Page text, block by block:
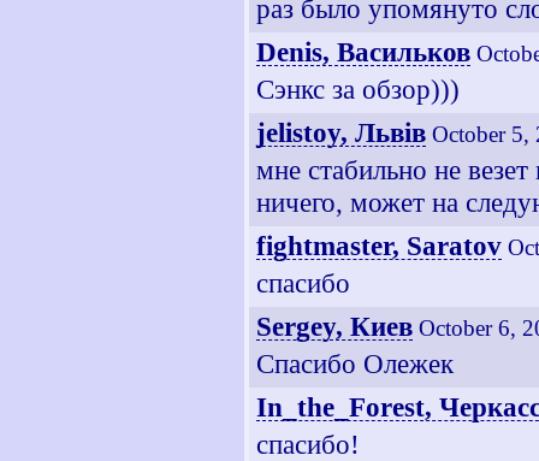
раз было упомянуто
Denis, Васильков
Сэнкс за обзор)))
jelistoy, Львiв October 5,
мне стабильно не
ничего, может на
fightmaster, Saratov
спасибо
Sergey, Киев October 6,
Спасибо Олежек
In_the_Forest,
спасибо!